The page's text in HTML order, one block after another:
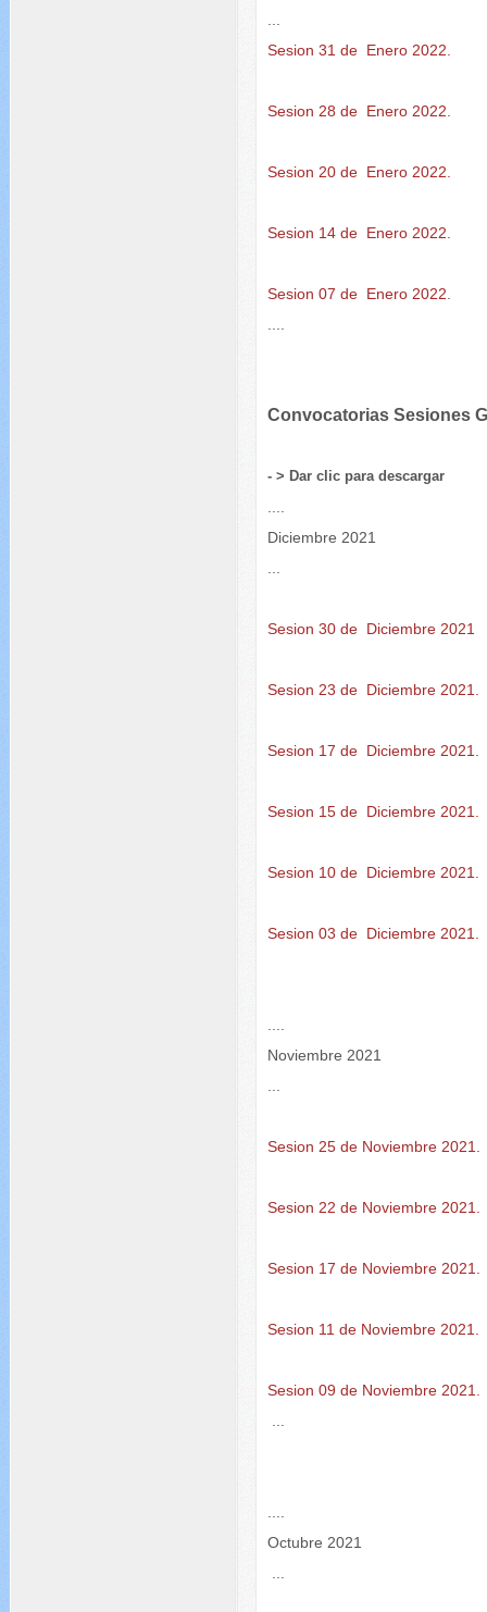
Sesion 31 de Enero 2022.
Sesion 28 de Enero 2022.
Sesion 20 de Enero 2022.
Sesion 14 de Enero 2022.
Sesion 07 de Enero 2022
Convocatorias Sesiones
- > Dar clic para descargar
Diciembre 2021
Sesion 30 de Diciembre 2021
Sesion 23 de Diciembre 2021.
Sesion 17 de Diciembre 2021.
Sesion 15 de Diciembre 2021.
Sesion 10 de Diciembre 2021.
Sesion 03 de Diciembre 2021.
Noviembre 2021
Sesion 25 de Noviembre 2021.
Sesion 22 de Noviembre 2021.
Sesion 17 de Noviembre 2021.
Sesion 11 de Noviembre 2021.
Sesion 09 de Noviembre 2021.
Octubre 2021